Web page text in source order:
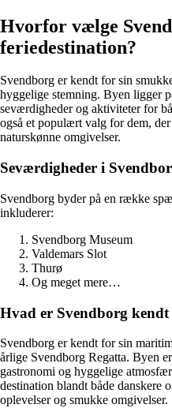
Hvorfor vælge
feriedestination?
Svendborg er kendt for sin
hyggelige stemning. Byen ligger
seværdigheder og aktiviteter for
også et populært valg for dem,
naturskønne omgivelser.
Seværdigheder i
Svendborg byder på en række
inkluderer:
Svendborg Museum
Valdemars Slot
Thurø
Og meget mere…
Hvad er Svendborg
Svendborg er kendt for sin
årlige Svendborg Regatta. Byen
gastronomi og hyggelige
destination blandt både danskere
oplevelser og smukke omgivelser.